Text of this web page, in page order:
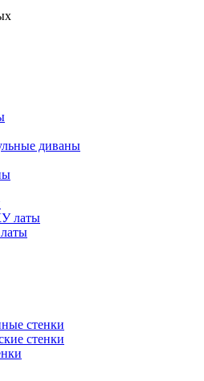
диваны
стенки
стенки